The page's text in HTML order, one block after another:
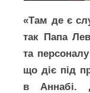
«Там де є
так Папа
та
що діє під
в Аннабі.